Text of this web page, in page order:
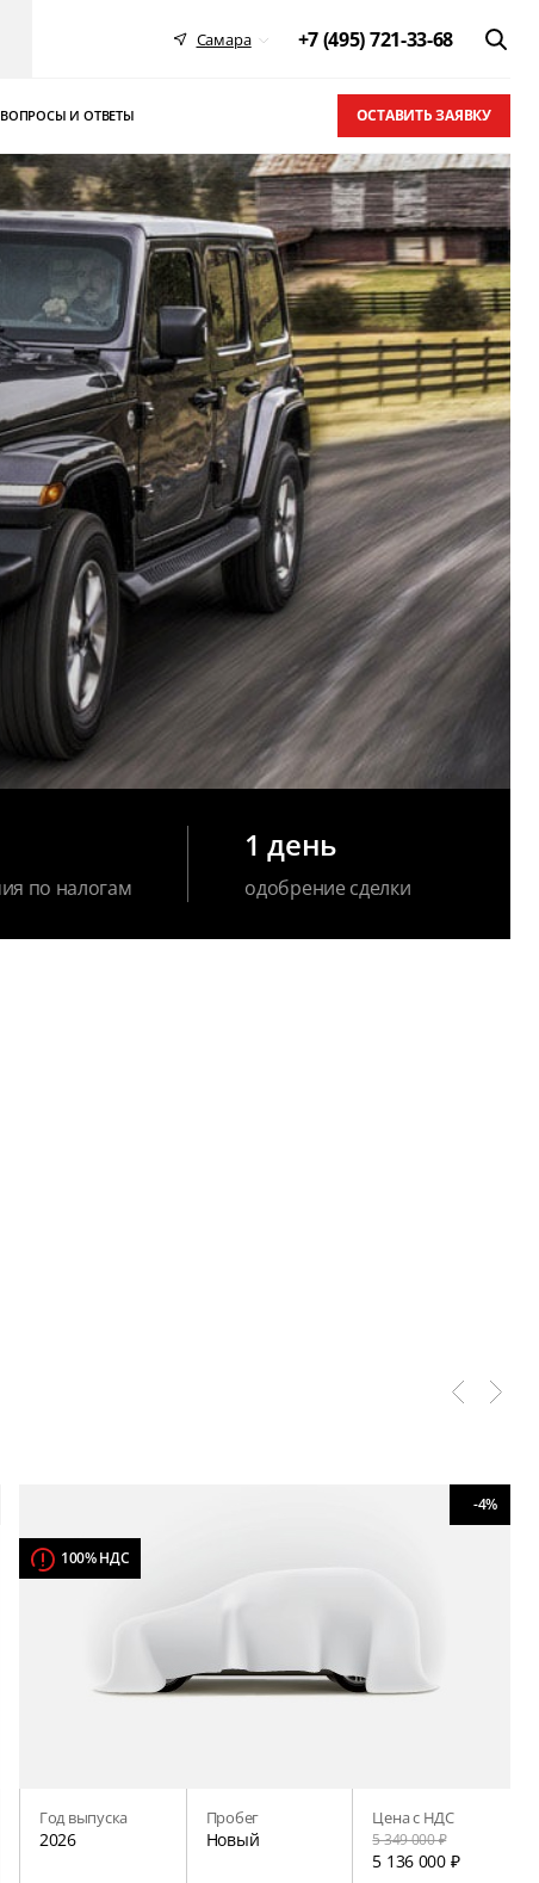
Самара +7 (495) 721-33-68
в ТОП-10
ВОПРОСЫ И ОТВЕТЫ ОСТАВИТЬ ЗАЯВКУ
по налогам
1 день
одобрение сделки
100% НДС
-4%
Год выпуска
2026
Пробег
Новый
Цена с НДС
5 349 000 ₽
5 136 000 ₽